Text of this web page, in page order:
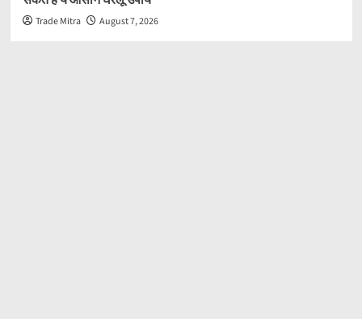
Trade Mitra August 7, 2026